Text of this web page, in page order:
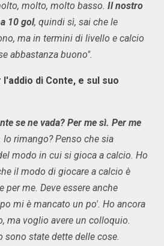
molto, molto basso. Il nostro
10 gol, quindi sì, sai che le
ma in termini di livello e calcio
abbastanza buono".
di Conte, e sul suo
se ne vada? Per me sì. Per me
Io rimango? Penso che sia
modo in cui si gioca a calcio. Ho
il modo di giocare a calcio è
me. Deve essere anche
mi è mancato un po'. Ho ancora
ma voglio avere un colloquio.
sono state dette delle cose.